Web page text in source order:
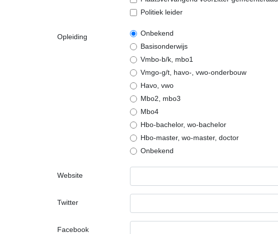
Politiek leider
Opleiding
Onbekend
Basisonderwijs
Vmbo-b/k, mbo1
Vmgo-g/t, havo-, vwo-onderbouw
Havo, vwo
Mbo2, mbo3
Mbo4
Hbo-bachelor, wo-bachelor
Hbo-master, wo-master, doctor
Onbekend
Website
Twitter
Facebook